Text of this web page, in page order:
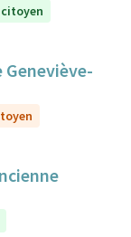
Geneviève-